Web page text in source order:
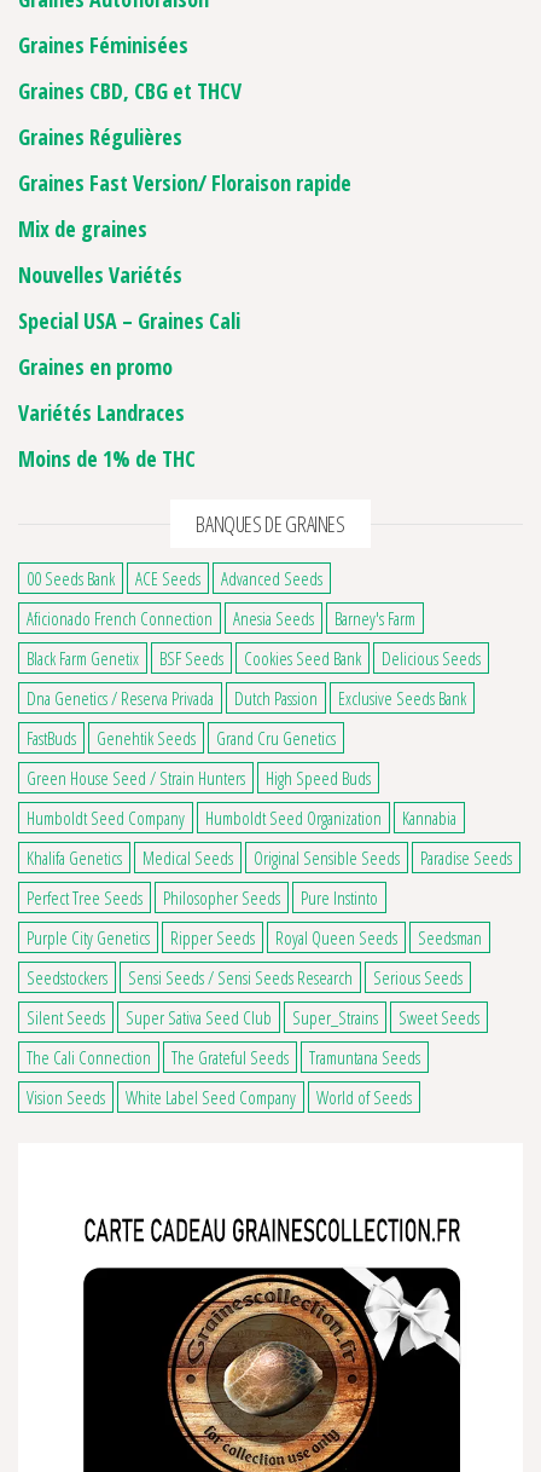
Graines Féminisées
Graines CBD, CBG et THCV
Graines Régulières
Graines Fast Version/ Floraison rapide
Mix de graines
Nouvelles Variétés
Special USA – Graines Cali
Graines en promo
Variétés Landraces
Moins de 1% de THC
BANQUES DE GRAINES
00 Seeds Bank ACE Seeds
Advanced Seeds
Aficionado French Connection
Anesia Seeds
Barney's Farm
Black Farm Genetix
BSF Seeds Cookies Seed Bank
Delicious Seeds
Dna Genetics / Reserva Privada
Dutch Passion
Exclusive Seeds Bank
FastBuds
Genehtik Seeds
Grand Cru Genetics
Green House Seed / Strain Hunters
High Speed Buds
Humboldt Seed Company
Humboldt Seed Organization
Kannabia
Khalifa Genetics
Medical Seeds Original Sensible Seeds
Paradise Seeds
Perfect Tree Seeds
Philosopher Seeds
Pure Instinto
Purple City Genetics
Ripper Seeds Royal Queen Seeds
Seedsman
Seedstockers
Sensi Seeds / Sensi Seeds Research
Serious Seeds
Silent Seeds
Super Sativa Seed Club Super_Strains
Sweet Seeds
The Cali Connection
The Grateful Seeds
Tramuntana Seeds
Vision Seeds
White Label Seed Company World of Seeds